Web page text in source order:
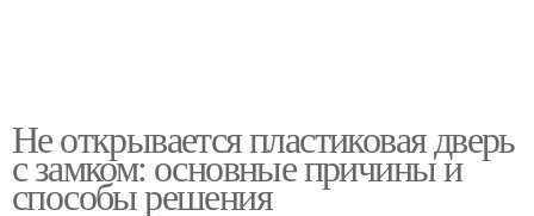
Не открывается пластиковая дверь
с замком: основные причины и
способы решения